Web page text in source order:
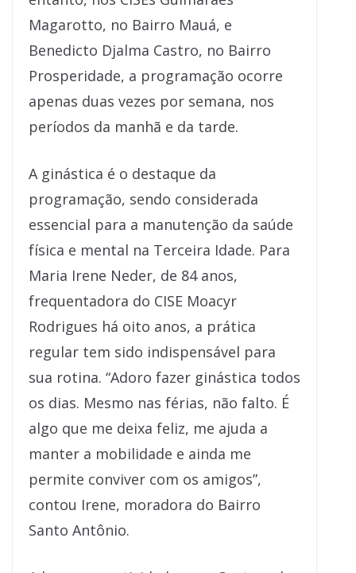
Magarotto, no Bairro Mauá, e
Benedicto Djalma Castro, no Bairro
Prosperidade, a programação ocorre
apenas duas vezes por semana, nos
períodos da manhã e da tarde.
A ginástica é o destaque da
programação, sendo considerada
essencial para a manutenção da saúde
física e mental na Terceira Idade. Para
Maria Irene Neder, de 84 anos,
frequentadora do CISE Moacyr
Rodrigues há oito anos, a prática
regular tem sido indispensável para
sua rotina. “Adoro fazer ginástica todos
os dias. Mesmo nas férias, não falto. É
algo que me deixa feliz, me ajuda a
manter a mobilidade e ainda me
permite conviver com os amigos”,
contou Irene, moradora do Bairro
Santo Antônio.